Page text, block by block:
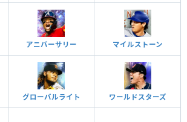
アニバーサリー マイルストーン
グローバルライト ワールドスターズ